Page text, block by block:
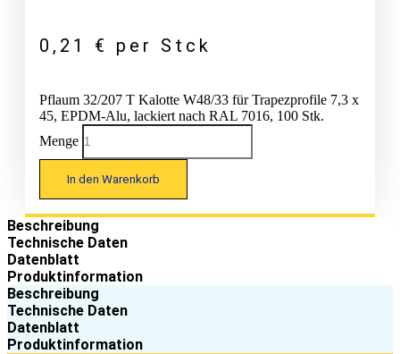
0,21 € per Stck
Pflaum 32/207 T Kalotte W48/33 für Trapezprofile 7,3 x
45, EPDM-Alu, lackiert nach RAL 7016, 100 Stk.
Menge
In den Warenkorb
Beschreibung
Technische Daten
Datenblatt
Produktinformation
Beschreibung
Technische Daten
Datenblatt
Produktinformation